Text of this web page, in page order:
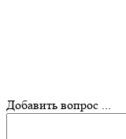
Добавить вопрос ...